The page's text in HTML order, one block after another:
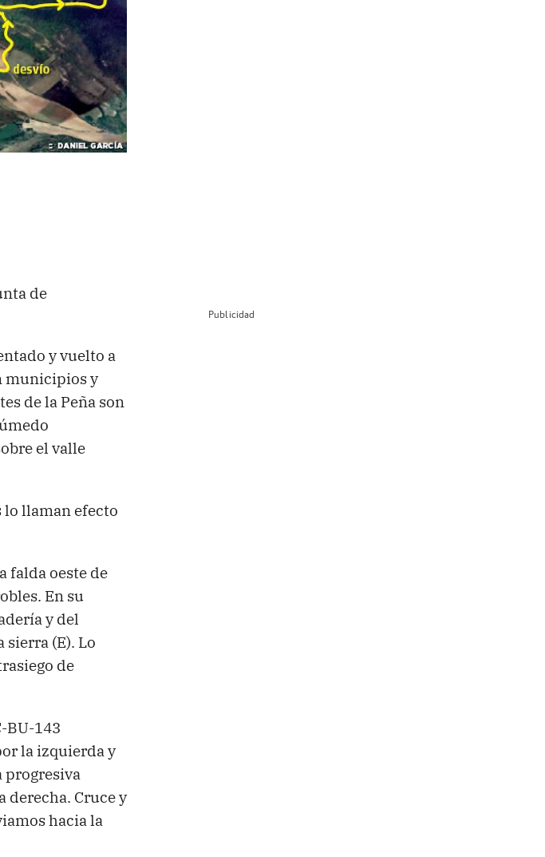
de
y vuelto a
municipios y
de la Peña son
el valle
lo llaman efecto
falda oeste de
En su
y del
(E). Lo
de
BU-143
la izquierda y
progresiva
derecha. Cruce y
hacia la
Publicidad